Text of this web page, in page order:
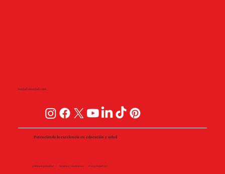
neejad@neejad.com
política de privacidad Términos y condiciones © 2023 Neejad LLC
Potenciando la excelencia en educación y salud